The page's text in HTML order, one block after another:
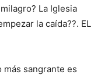
La Iglesia
la caída??. EL
más sangrante es